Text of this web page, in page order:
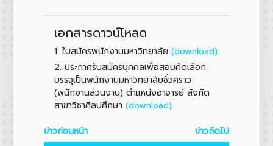
เอกสารดาวน์โหลด
1.ใบสมัครพนักงานมหาวิทยาลัย (download)
2. ประกาศรับสมัครบุคคลเพื่อสอบคัดเลือก
บรรจุเป็นพนักงานมหาวิทยาลัยชั่วคราว
(พนักงานส่วนงาน) ตำแหน่งอาจารย์ สังกัด
สาขาวิชาศิลปศึกษา (download)
ข่าวก่อนหน้า
ข่าวถัดไป